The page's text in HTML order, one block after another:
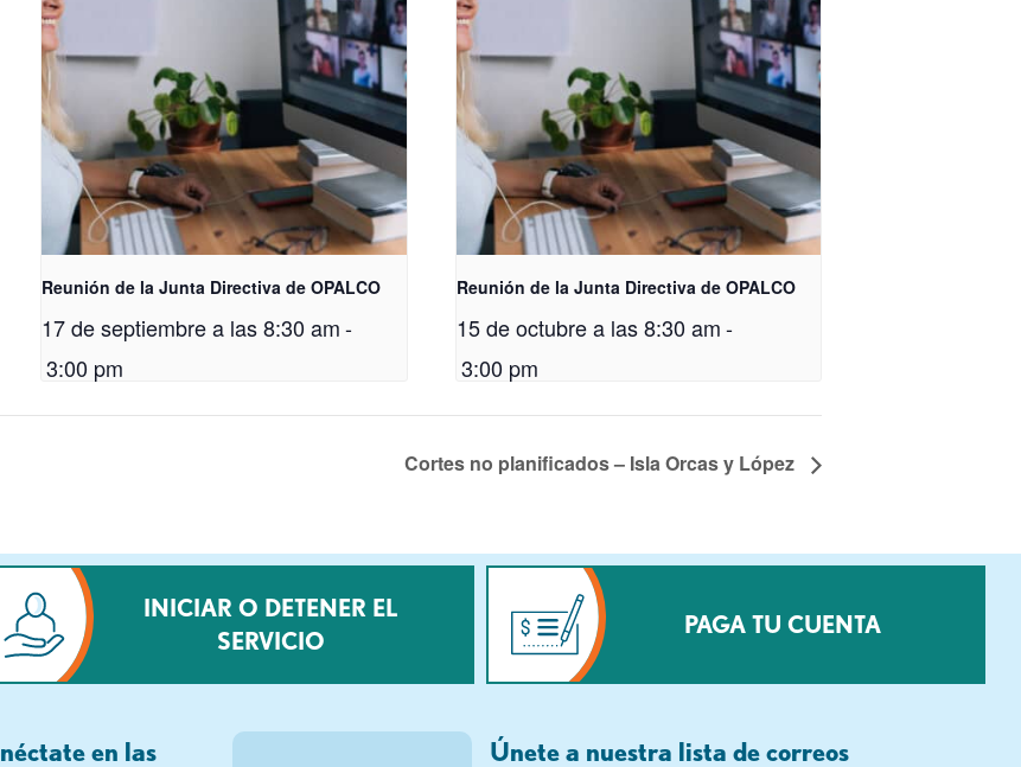
Reunión de la Junta Directiva de OPALCO
17 de septiembre a las 8:30 am -
3:00 pm
Reunión de la Junta Directiva de OPALCO
15 de octubre a las 8:30 am-
3:00 pm
Cortes no planificados – Isla Orcas y López
INICIAR O DETENER EL
SERVICIO
PAGA TU CUENTA
en las
Únete a nuestra lista de correos